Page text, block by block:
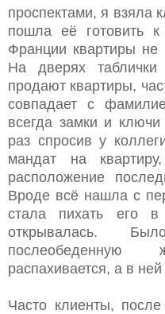
проспектами, я взяла
пошла её готовить
Франции квартиры не
На дверях
продают квартиры,
совпадает с
всегда замки и
раз спросив у
мандат на
расположение
Вроде всё нашла с
стала пихать его
открывалась.
распахивается, а в
Часто клиенты,